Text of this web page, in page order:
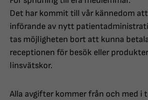
Det har kommit till vår kännedom
införande av nytt
tas möjligheten bort att kunna
receptionen för besök eller
linsvätskor.
Alla avgifter kommer från och med i